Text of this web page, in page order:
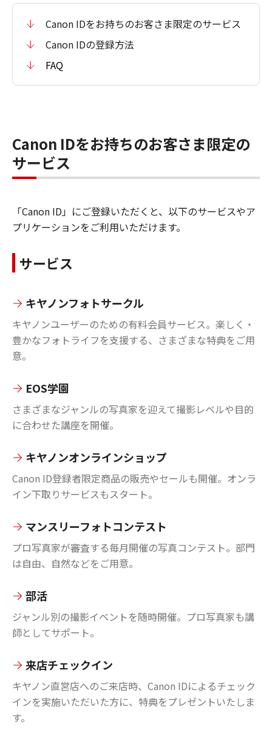
Canon IDをお持ちのお客さま限定のサービス
Canon IDの登録方法
FAQ
Canon IDをお持ちのお客さま限定の
サービス
「Canon ID」にご登録いただくと、以下のサービスやア
プリケーションをご利用いただけます。
サービス
キヤノンフォトサークル
キヤノンユーザーのための有料会員サービス。楽しく・
豊かなフォトライフを支援する、さまざまな特典をご用
意。
EOS学園
さまざまなジャンルの写真家を迎えて撮影レベルや目的
に合わせた講座を開催。
キヤノンオンラインショップ
Canon ID登録者限定商品の販売やセールも開催。オンラ
イン下取りサービスもスタート。
マンスリーフォトコンテスト
プロ写真家が審査する毎月開催の写真コンテスト。部門
は自由、自然などをご用意。
部活
ジャンル別の撮影イベントを随時開催。プロ写真家も講
師としてサポート。
来店チェックイン
キヤノン直営店へのご来店時、Canon IDによるチェック
インを実施いただいた方に、特典をプレゼントいたしま
す。